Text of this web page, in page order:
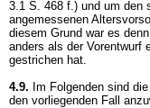
3.1 S. 468 f.) und um den
angemessenen
diesem Grund war es
anders als der Vorentwurf
gestrichen hat.
4.9. Im Folgenden sind
den vorliegenden Fall